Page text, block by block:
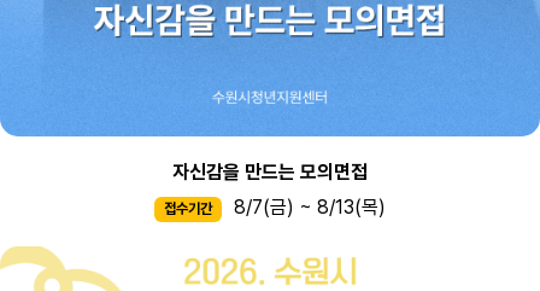
자신감을 만드는 모의면접
접수기간 8/7(금) ~ 8/13(목)